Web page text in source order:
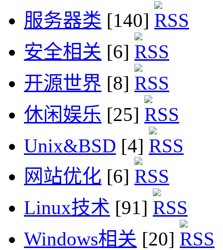
服务器类 [140]
安全相关 [6]
开源世界 [8]
休闲娱乐 [25]
Unix&BSD [4]
网站优化 [6]
Linux技术 [91]
Windows相关 [20]